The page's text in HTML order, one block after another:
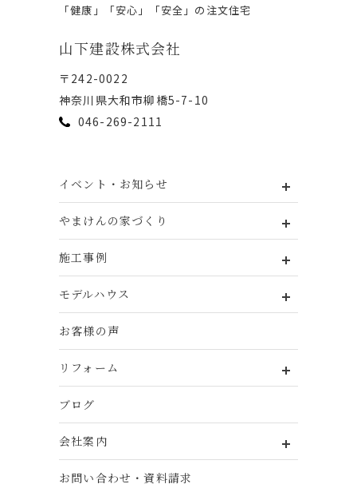
「健康」「安⼼」「安全」の注⽂住宅
⼭下建設株式会社
〒242-0022
神奈川県⼤和市柳橋5-7-10
046-269-2111
イベント・お知らせ
やまけんの家づくり
施工事例
モデルハウス
お客様の声
リフォーム
ブログ
会社案内
お問い合わせ・資料請求